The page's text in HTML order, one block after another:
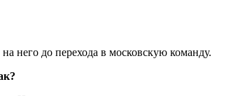
него до перехода в московскую команду.